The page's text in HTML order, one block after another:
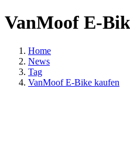
VanMoof E-
Home
News
Tag
VanMoof E-Bike kaufen